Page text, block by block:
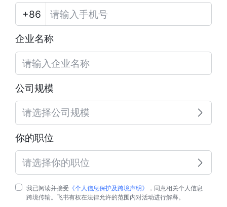
企业名称
公司规模
请选择公司规模
你的职位
请选择你的职位
我已阅读并接受 《个人信息保护及跨境声明》
，同意相关个人信息
跨境传输。飞书有权在法律允许的范围内对活动进行解释。